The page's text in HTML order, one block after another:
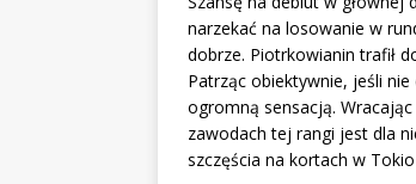
narzekać na losowanie w
dobrze. Piotrkowianin trafił
Patrząc obiektywnie, jeśli
ogromną sensacją.
zawodach tej rangi jest dla
szczęścia na kortach w